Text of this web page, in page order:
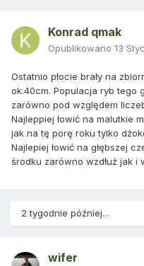
Konrad qmak
Opublikowano 13
Ostatnio płocie brały na
ok.40cm. Populacja ryb tego
zarówno pod względem
Najleppiej łowić na malutkie
jak na tę porę roku tylko
Najlepiej łowić na głębszej
środku zarówno wzdłuż jak i
2 tygodnie później...
wifer